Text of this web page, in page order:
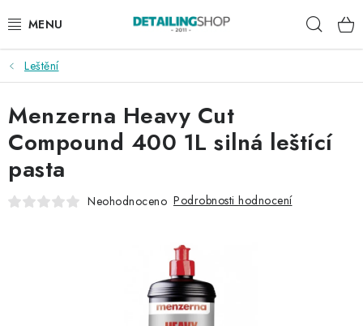
na
AKCE
NOVINKY
EXTERIÉR
INTERIÉR
DÁRKOVÉ SADY A POUKAZY
Leštění
Menzerna Heavy Cut
Compound 400 1L silná leštící
pasta
Neohodnoceno Podrobnosti hodnocení